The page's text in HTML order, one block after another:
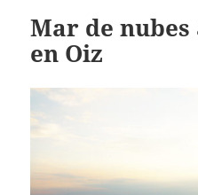
Mar de
en Oiz